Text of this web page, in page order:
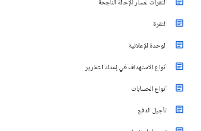
النقرات لمسار الإحالة الناجحة
النقرة
الوحدة الإعلانية
أنواع الاستهداف في إعداد التقارير
أنواع الحسابات
تأجيل الدفع